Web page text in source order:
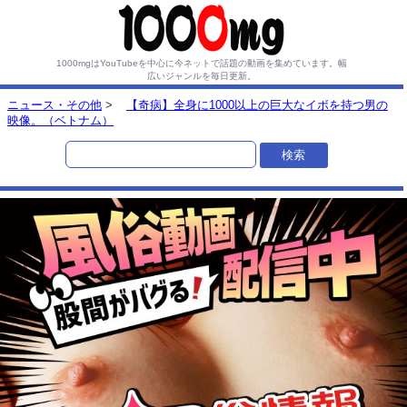
1000mgはYouTubeを中心に今ネットで話題の動画を集めています。 幅
広いジャンルを毎日更新。
ニュース・その他 >
【奇病】全身に1000以上の巨大なイボを持つ男の
映像。（ベトナム）